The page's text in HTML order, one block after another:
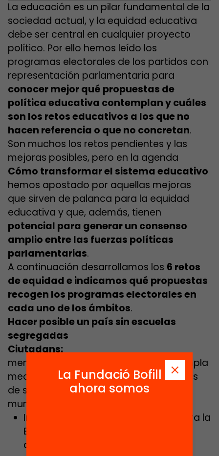
La educación es un pilar fundamental de la
sociedad actual, y la equidad educativa
debe ser central en cualquier proyecto
político. Por ello hemos leído los
programas electorales de los partidos con
representación parlamentaria para
conocer mejor qué propuestas de
política educativa contemplan y cuáles
son los retos educativos a los que no
hacen referencia o que no concretan.
Son muchos los retos pendientes y las
mejoras posibles, pero en la agenda
Cómo transformar el sistema educativo
hemos apostado por aquellas mejoras
que sirven de palanca para la equidad
educativa y que, además, tienen
potencial para generar un consenso
amplio entre las fuerzas políticas
parlamentarias.
A continuación desarrollamos los 6 retos
de equidad e indicamos qué propuestas
recogen los programas electorales en
cada uno de los ámbitos.
Hacer posible un país sin escuelas
segregadas
Ciutadans:
menciona la segregación, pero contempla
medidas que pueden agravar los niveles
de segregación escolar en muchos
municipios:
Impulsaremos un Pacto Catalán para la
Educación que plante cara a los
atropellos de la LOMLOE sobre el
La Fundació Bofill
ahora somos